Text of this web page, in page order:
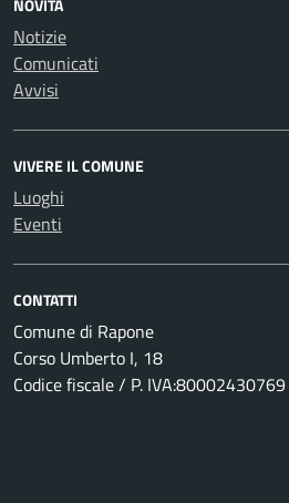
NOVITÀ
Notizie
Comunicati
Avvisi
VIVERE IL COMUNE
Luoghi
Eventi
CONTATTI
Comune di Rapone
Corso Umberto I, 18
Codice fiscale / P.